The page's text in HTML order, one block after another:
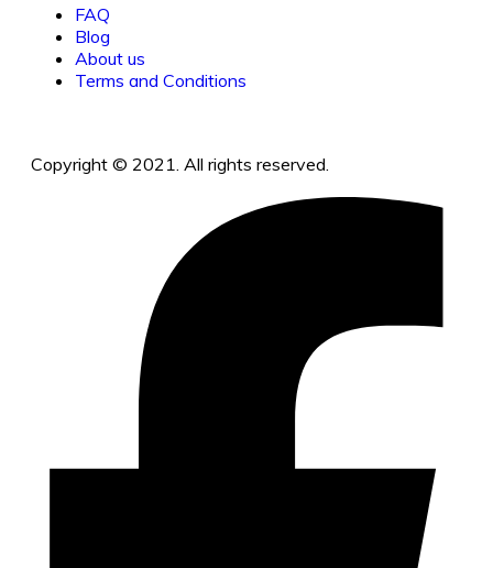
FAQ
Blog
About us
Terms and Conditions
Copyright © 2021. All rights reserved.